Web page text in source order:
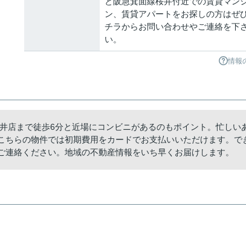
ン、賃貸アパートをお探しの方はぜ
チラからお問い合わせやご連絡を下さ
い。
情報
店まで徒歩6分と近場にコンビニがあるのもポイント。忙しい
らの物件では初期費用をカードでお支払いいただけます。で
絡ください。地域の不動産情報をいち早くお届けします。